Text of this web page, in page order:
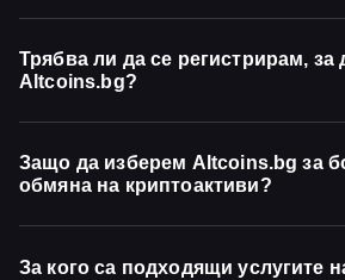
Трябва ли да се регистрирам, за
Altcoins.bg?
Защо да изберем Altcoins.bg за
обмяна на криптоактиви?
За кого са подходящи услугите